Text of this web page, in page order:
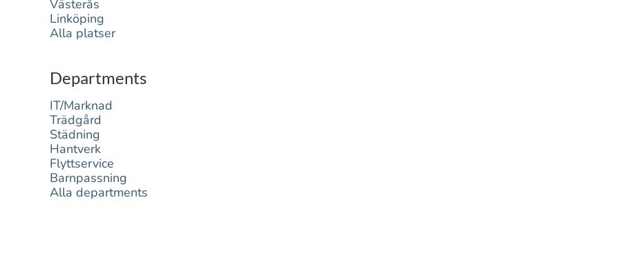
Västerås
Linköping
Alla platser
Departments
IT/Marknad
Trädgård
Städning
Hantverk
Flyttservice
Barnpassning
Alla departments